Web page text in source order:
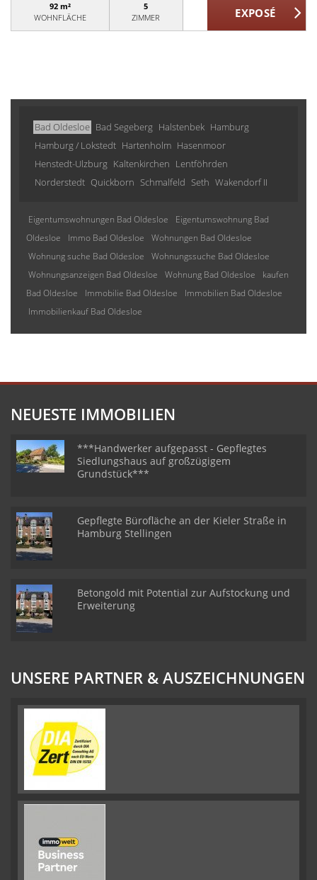
92 m²
WOHNFLÄCHE
5
ZIMMER
Bad Oldesloe Bad Segeberg Halstenbek Hamburg
Hamburg / Lokstedt Hartenholm Hasenmoor
Henstedt-Ulzburg Kaltenkirchen Lentföhrden
Norderstedt Quickborn Schmalfeld Seth Wakendorf II
Eigentumswohnungen Bad Oldesloe
Eigentumswohnung Bad
Oldesloe
Immo Bad Oldesloe
Wohnungen Bad Oldesloe
Wohnung suche Bad Oldesloe
Wohnungssuche Bad Oldesloe
Wohnungsanzeigen Bad Oldesloe
Wohnung Bad Oldesloe
kaufen
Bad Oldesloe
Immobilie Bad Oldesloe
Immobilien Bad Oldesloe
Immobilienkauf Bad Oldesloe
NEUESTE IMMOBILIEN
***Handwerker aufgepasst - Gepflegtes
Siedlungshaus auf großzügigem
Grundstück***
Gepflegte Bürofläche an der Kieler Straße in
Hamburg Stellingen
Betongold mit Potential zur Aufstockung und
Erweiterung
UNSERE PARTNER & AUSZEICHNUNGEN